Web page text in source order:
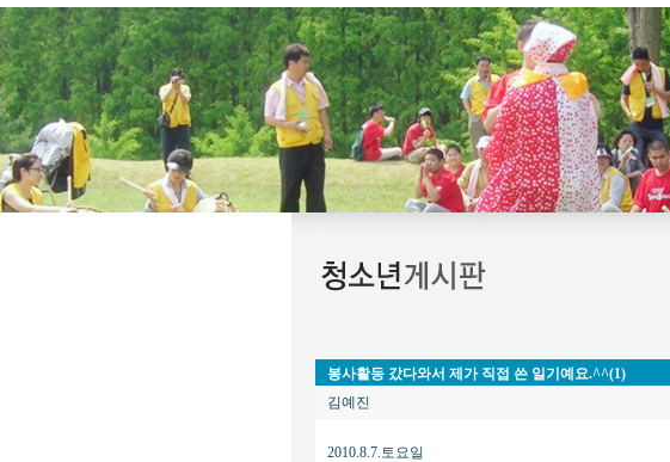
봉사활동 갔다와서 제가 직접 쓴 일기예요.^^(1)
김예진
2010.8.7.토요일